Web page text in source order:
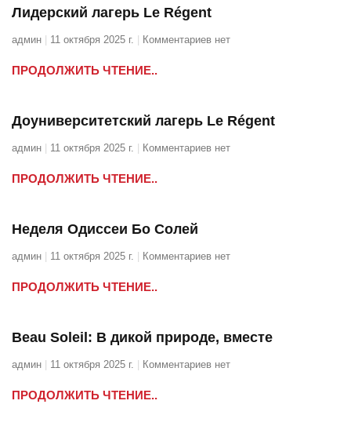
Лидерский лагерь Le Régent
админ 11 октября 2025 г. Комментариев нет
ПРОДОЛЖИТЬ ЧТЕНИЕ..
Доуниверситетский лагерь Le Régent
админ 11 октября 2025 г. Комментариев нет
ПРОДОЛЖИТЬ ЧТЕНИЕ..
Неделя Одиссеи Бо Солей
админ 11 октября 2025 г. Комментариев нет
ПРОДОЛЖИТЬ ЧТЕНИЕ..
Beau Soleil: В дикой природе, вместе
админ 11 октября 2025 г. Комментариев нет
ПРОДОЛЖИТЬ ЧТЕНИЕ..